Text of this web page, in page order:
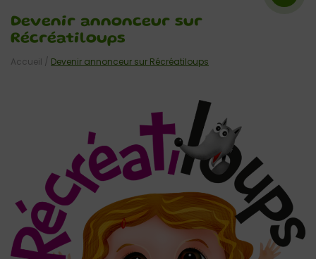
Devenir annonceur sur
Récréatiloups
Accueil / Devenir annonceur sur Récréatiloups